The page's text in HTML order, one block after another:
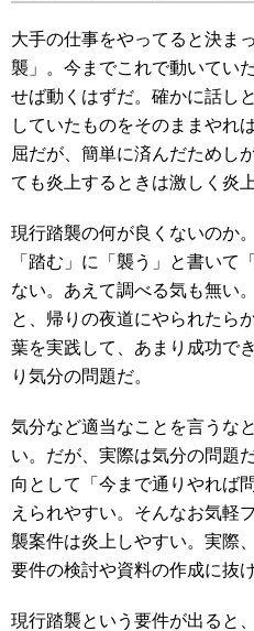
大手の仕事をやってると決ま
襲」。今までこれで動いてい
せば動くはずだ。確かに話し
していたものをそのままやれ
屈だが、簡単に済んだためし
ても炎上するときは激しく炎上
現行踏襲の何が良くないのか
「踏む」に「襲う」と書いて
ない。あえて調べる気も無い
と、帰りの夜道にやられたら
葉を実践して、あまり成功で
り気分の問題だ。
気分など適当なことを言うな
い。だが、実際は気分の問題
向として「今まで通りやれば
えられやすい。そんなお気軽
襲案件は炎上しやすい。実際
要件の検討や資料の作成に抜
現行踏襲という要件が出ると